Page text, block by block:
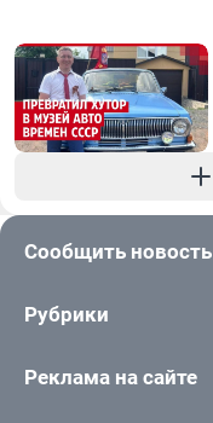
Сообщить новость
Рубрики
Реклама на сайте